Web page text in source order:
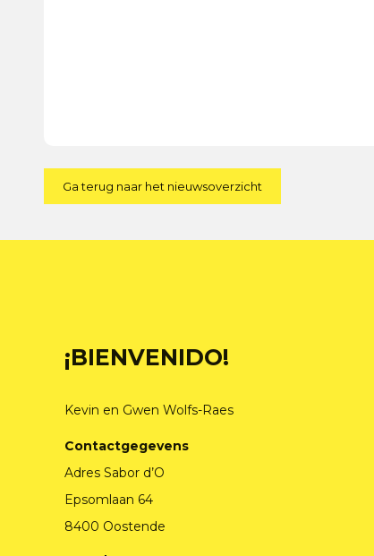
Ga terug naar het nieuwsoverzicht
¡BIENVENIDO!
Kevin en Gwen Wolfs-Raes
Contactgegevens
Adres Sabor d’O
Epsomlaan 64
8400 Oostende